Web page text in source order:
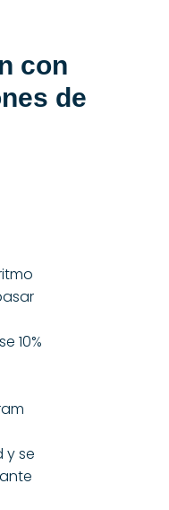
con
de
10%
y se